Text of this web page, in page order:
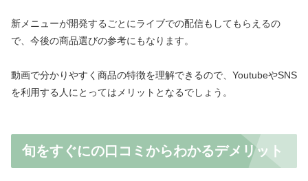
新メニューが開発するごとにライブでの配信もしてもらえるの
で、今後の商品選びの参考にもなります。
動画で分かりやすく商品の特徴を理解できるので、YoutubeやSNS
を利用する人にとってはメリットとなるでしょう。
旬をすぐにの口コミからわかるデメリット